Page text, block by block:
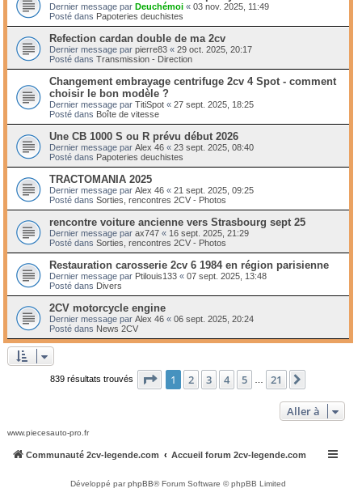
Dernier message par Deuchémoi « 03 nov. 2025, 11:49
Posté dans Papoteries deuchistes
Refection cardan double de ma 2cv
Dernier message par pierre83 « 29 oct. 2025, 20:17
Posté dans Transmission - Direction
Changement embrayage centrifuge 2cv 4 Spot - comment
choisir le bon modèle ?
Dernier message par TitiSpot « 27 sept. 2025, 18:25
Posté dans Boîte de vitesse
Une CB 1000 S ou R prévu début 2026
Dernier message par Alex 46 « 23 sept. 2025, 08:40
Posté dans Papoteries deuchistes
TRACTOMANIA 2025
Dernier message par Alex 46 « 21 sept. 2025, 09:25
Posté dans Sorties, rencontres 2CV - Photos
rencontre voiture ancienne vers Strasbourg sept 25
Dernier message par ax747 « 16 sept. 2025, 21:29
Posté dans Sorties, rencontres 2CV - Photos
Restauration carosserie 2cv 6 1984 en région parisienne
Dernier message par Ptilouis133 « 07 sept. 2025, 13:48
Posté dans Divers
2CV motorcycle engine
Dernier message par Alex 46 « 06 sept. 2025, 20:24
Posté dans News 2CV
839 résultats trouvés Page 1sur21
1 2 3 4 5 21
Aller à
www.piecesauto-pro.fr
Communauté 2cv-legende.com Accueil forum 2cv-legende.com
Développé parphpBB® Forum Software © phpBB Limited